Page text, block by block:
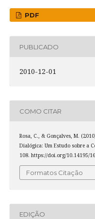
PDF
PUBLICADO
2010-12-01
COMO CITAR
Rosa, C., & Gonçalves, M.
Dialógica: Um Estudo sobre a
108. https://doi.org/10.14195/
Formatos Citação
EDIÇÃO